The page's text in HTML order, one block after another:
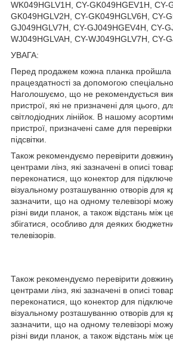
WK049HGLV1H, CY-GK049HGEV1H, CY-
GK049HGLV2H, CY-GK049HGLV6H, CY-
GJ049HGLV7H, CY-GJ049HGEV4H, CY-
WJ049HGLVAH, CY-WJ049HGLV7H, CY-
УВАГА:
Перед продажем кожна планка пройшла
працездатності за допомогою
Наголошуємо, що не рекомендується
пристрої, які не призначені для цього,
світлодіодних лінійок. В нашому
пристрої, призначені саме для
підсвітки.
Також рекомендуємо перевірити
центрами лінз, які зазначені в описі
переконатися, що конектор для
візуальному розташуванню отворів для
зазначити, що на одному телевізорі
різні види планок, а також відстань між
збігатися, особливо для деяких
телевізорів.
Також рекомендуємо перевірити
центрами лінз, які зазначені в описі
переконатися, що конектор для
візуальному розташуванню отворів для
зазначити, що на одному телевізорі
різні види планок, а також відстань між